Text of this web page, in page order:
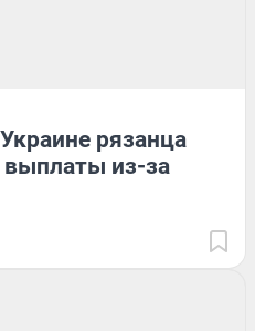
рязанца
из-за